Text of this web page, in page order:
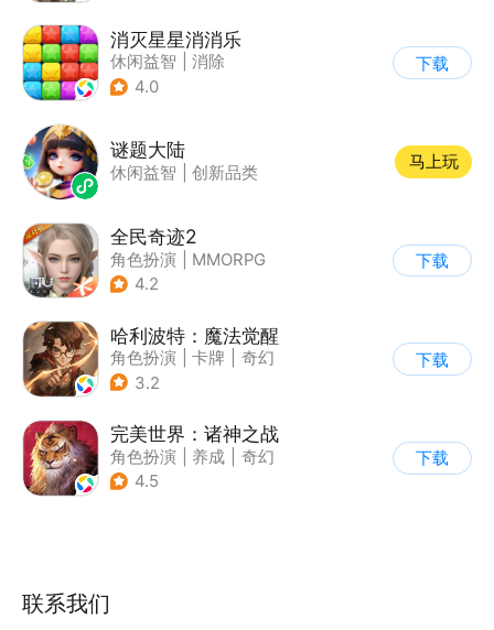
消灭星星消消乐
休闲益智
消除
4.0
下载
谜题大陆
休闲益智 创新品类
马上玩
全民奇迹2
角色扮演
MMORPG
| 奇幻
4.2
下载
哈利波特：魔法觉醒
角色扮演 卡牌
奇幻
| 哈利波特
3.2
下载
完美世界：诸神之战
角色扮演 养成
奇幻
| 完美世界
4.5
下载
联系我们